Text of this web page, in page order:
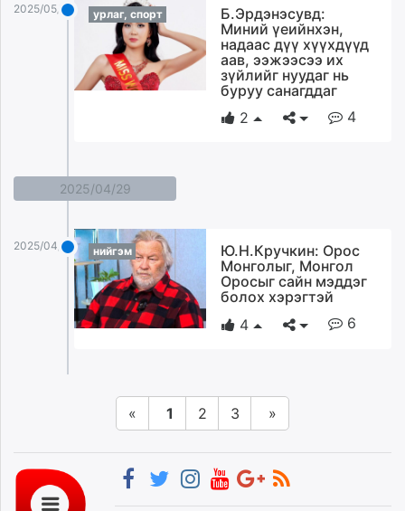
2025/05/01 урлаг, спорт
Б.Эрдэнэсувд:
Миний үеийнхэн,
надаас дүү хүүхдүүд
аав, ээжээсээ их
зүйлийг нуудаг нь
буруу санагддаг
2
4
2025/04/29
2025/04/29 нийгэм
Ю.Н.Кручкин: Орос
Монголыг, Монгол
Оросыг сайн мэддэг
болох хэрэгтэй
4
6
« 1 2 3 »